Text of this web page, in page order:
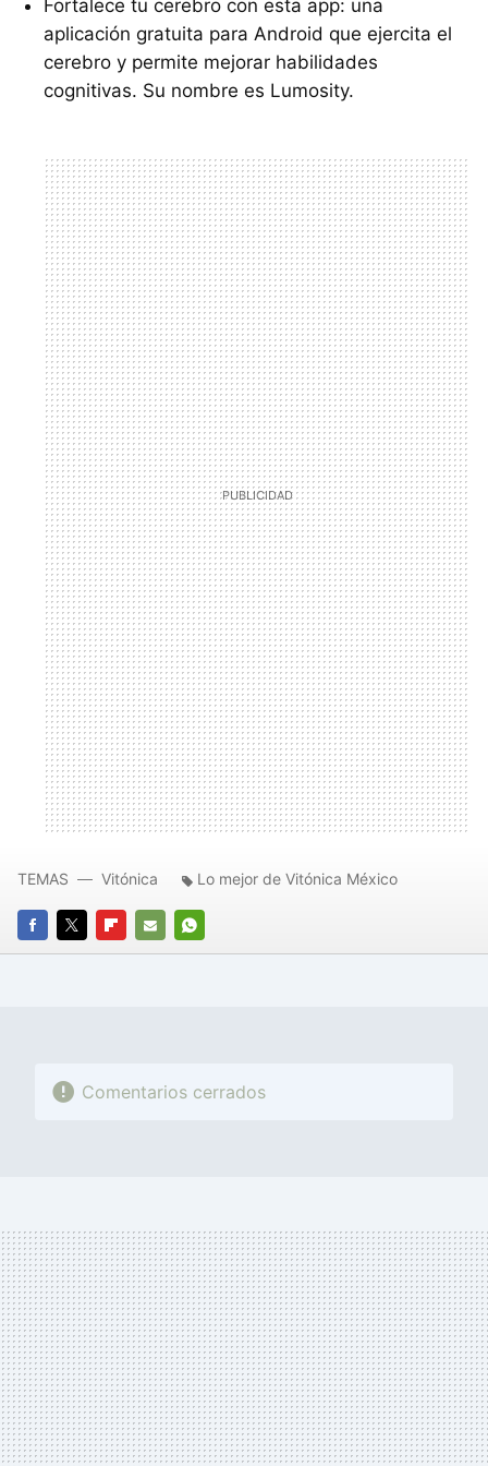
Fortalece tu cerebro con esta app: una
aplicación gratuita para Android que ejercita el
cerebro y permite mejorar habilidades
cognitivas. Su nombre es Lumosity.
FACEBOOK
TWITTERFLIPBOARD
E-
WHATSAPP
TEMAS Vitónica Lo mejor de Vitónica México
Comentarios cerrados